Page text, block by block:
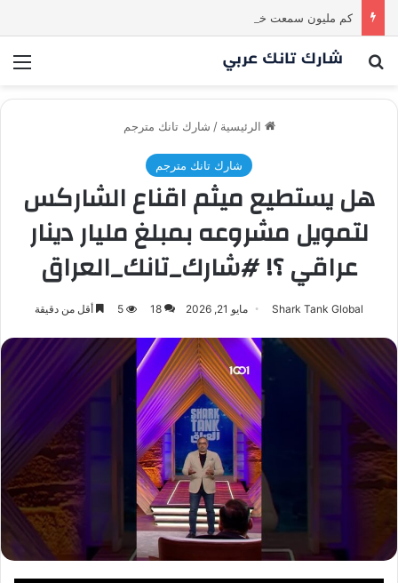
كم مليون سمعت خلال دقيقة واحدة؟ #SharkTankIraq
بحث عن
الرئيسية / شارك تانك مترجم
شارك تانك مترجم
هل يستطيع ميثم اقناع الشاركس
لتمويل مشروعه بمبلغ مليار دينار
عراقي ؟! #شارك_تانك_العراق
Shark Tank Global مايو 21, 2026 18
5 أقل من دقيقة